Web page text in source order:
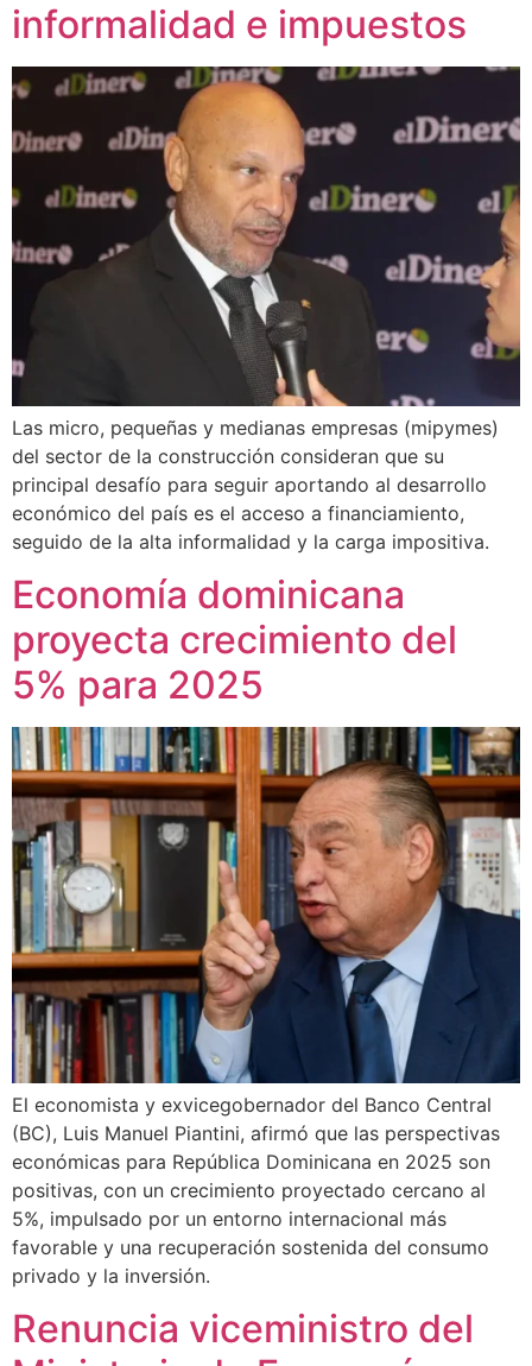
informalidad e impuestos
Las micro, pequeñas y medianas empresas (mipymes)
del sector de la construcción consideran que su
principal desafío para seguir aportando al desarrollo
económico del país es el acceso a financiamiento,
seguido de la alta informalidad y la carga impositiva.
Economía dominicana
proyecta crecimiento del
5% para 2025
El economista y exvicegobernador del Banco Central
(BC), Luis Manuel Piantini, afirmó que las perspectivas
económicas para República Dominicana en 2025 son
positivas, con un crecimiento proyectado cercano al
5%, impulsado por un entorno internacional más
favorable y una recuperación sostenida del consumo
privado y la inversión.
Renuncia viceministro del